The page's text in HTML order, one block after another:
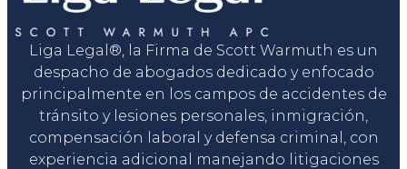
Liga Legal®, la Firma de Scott Warmuth es un
despacho de abogados dedicado y enfocado
principalmente en los campos de accidentes de
tránsito y lesiones personales, inmigración,
compensación laboral y defensa criminal, con
experiencia adicional manejando litigaciones